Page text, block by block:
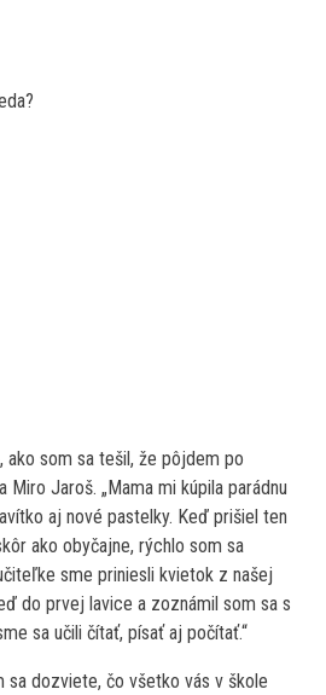
ako som sa tešil, že pôjdem po
Miro Jaroš. „Mama mi kúpila parádnu
aj nové pastelky. Keď prišiel ten
ako obyčajne, rýchlo som sa
sme priniesli kvietok z našej
do prvej lavice a zoznámil som sa s
sa učili čítať, písať aj počítať.“
sa dozviete, čo všetko vás v škole